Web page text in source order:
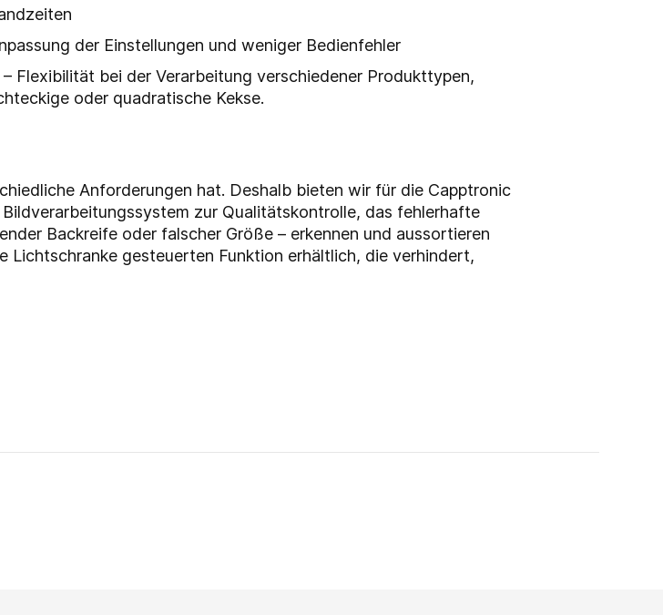
der Einstellungen und weniger Bedienfehler
– Flexibilität bei der Verarbeitung verschiedener Produkttypen,
oder quadratische Kekse.
Anforderungen hat. Deshalb bieten wir für die Capptronic
zur Qualitätskontrolle, das fehlerhafte
Backreife oder falscher Größe – erkennen und aussortieren
Lichtschranke gesteuerten Funktion erhältlich, die verhindert,